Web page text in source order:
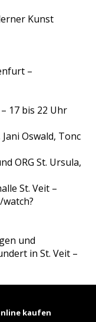
Kunst
–
17 bis 22 Uhr
Oswald, Tonc
ORG St. Ursula,
St. Veit –
und
in St. Veit –
kaufen